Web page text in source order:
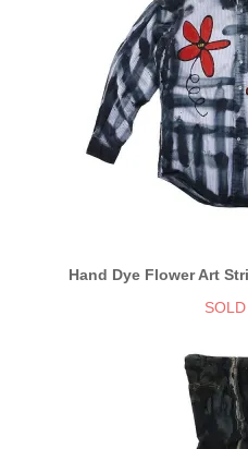
Hand Dye Flower Art